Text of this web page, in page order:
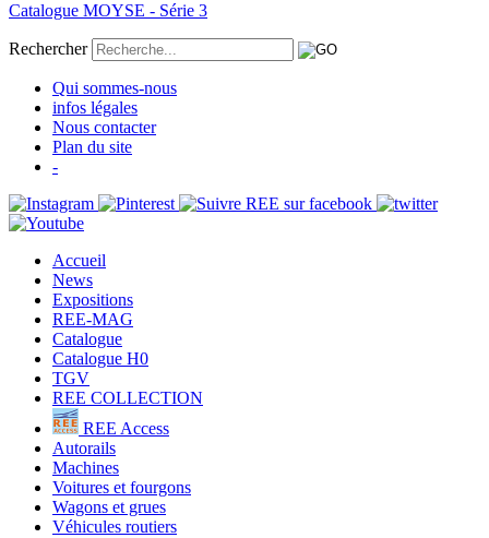
Catalogue MOYSE - Série 3
Rechercher
Qui sommes-nous
infos légales
Nous contacter
Plan du site
-
Accueil
News
Expositions
REE-MAG
Catalogue
Catalogue H0
TGV
REE COLLECTION
REE Access
Autorails
Machines
Voitures et fourgons
Wagons et grues
Véhicules routiers